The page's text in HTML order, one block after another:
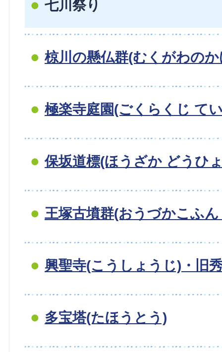
七川祭り
椋川の懸仏群(むくがわの
極楽寺庭園(ごくらくじ て
保坂道標(ほうざか どうひ
王塚古墳群(おうづかこふ
興聖寺(こうしょうじ)・旧
多宝塔(たほうとう)